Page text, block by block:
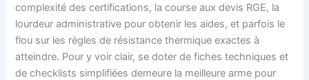
complexité des certifications, la course aux devis RGE, la
lourdeur administrative pour obtenir les aides, et parfois le
flou sur les règles de résistance thermique exactes à
atteindre. Pour y voir clair, se doter de fiches techniques et
de checklists simplifiées demeure la meilleure arme pour